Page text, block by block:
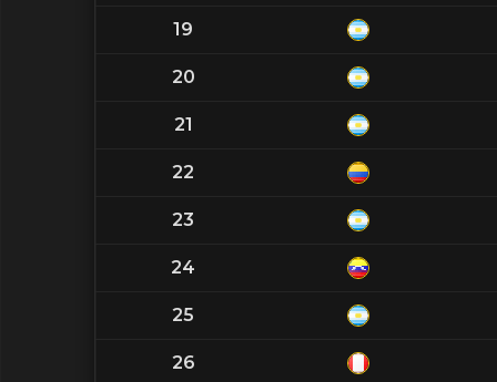
19
20
21
22
23
24
25
26